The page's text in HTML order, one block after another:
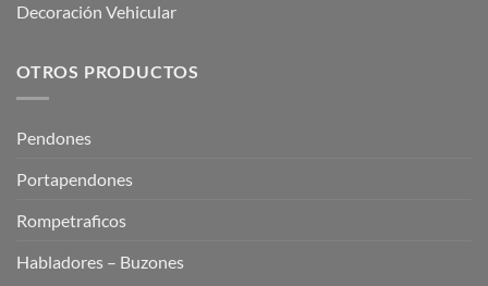
Decoración Vehicular
OTROS PRODUCTOS
Pendones
Portapendones
Rompetraficos
Habladores – Buzones